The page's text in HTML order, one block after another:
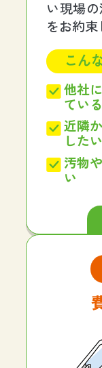
い現場
をお約束
こん
他社
ている
近隣
したい
汚物
い